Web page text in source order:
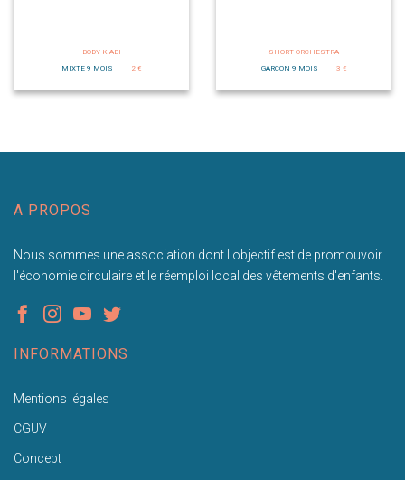
BODY KIABI
MIXTE 9 MOIS
2 €
SHORT ORCHESTRA
GARÇON 9 MOIS
3 €
A PROPOS
Nous sommes une association dont l'objectif est de promouvoir
l'économie circulaire et le réemploi local des vêtements d'enfants.
INFORMATIONS
Mentions légales
CGUV
Concept